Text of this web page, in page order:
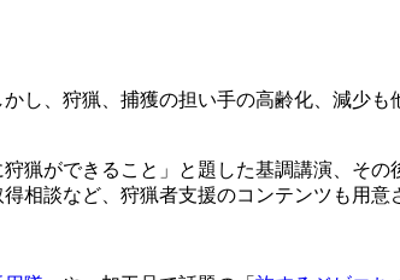
、狩猟、捕獲の担い手の高齢化、減少も
猟ができること」と題した基調講演、その
相談など、狩猟者支援のコンテンツも用意